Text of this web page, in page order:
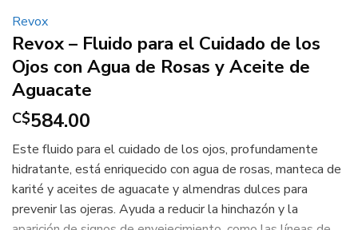
Revox
Revox – Fluido para el Cuidado de los
Ojos con Agua de Rosas y Aceite de
Aguacate
C$584.00
Este fluido para el cuidado de los ojos, profundamente
hidratante, está enriquecido con agua de rosas, manteca de
karité y aceites de aguacate y almendras dulces para
prevenir las ojeras. Ayuda a reducir la hinchazón y la